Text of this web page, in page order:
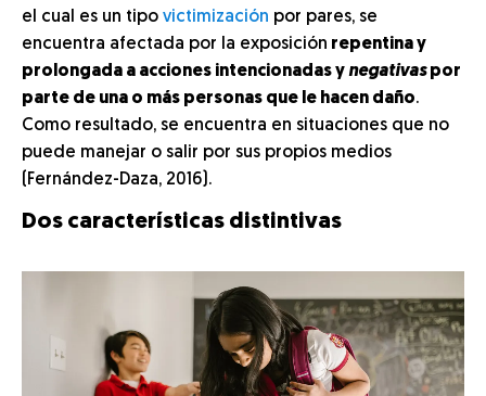
el cual es un tipo victimización por pares, se
encuentra afectada por la exposición repentina y
prolongada a acciones intencionadas ynegativaspor
parte de una o más personas que le hacen daño.
Como resultado, se encuentra en situaciones que no
puede manejar o salir por sus propios medios
(Fernández-Daza, 2016).
Dos características distintivas